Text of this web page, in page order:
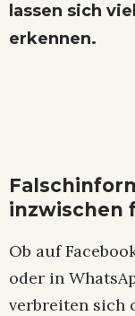
lassen sich
erkennen.
inzwischen
Ob auf
oder in
verbreiten sich